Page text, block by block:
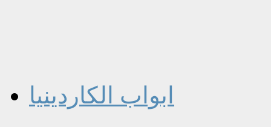
ابواب الكاردينيا